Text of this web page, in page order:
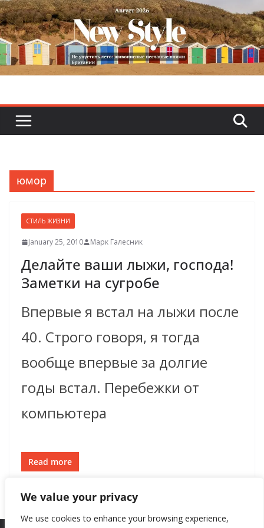
We value your privacy
We use cookies to enhance your browsing experience,
Skip
to
content
юмор
СТИЛЬ ЖИЗНИ
January 25, 2010 Марк Галесник
Делайте ваши лыжи, господа!
Заметки на сугробе
Впервые я встал на лыжи после
40. Строго говоря, я тогда
вообще впервые за долгие
годы встал. Перебежки от
компьютера
Read more